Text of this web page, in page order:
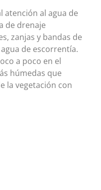
atención al agua de
de drenaje
zanjas y bandas de
de escorrentía.
a poco en el
húmedas que
la vegetación con